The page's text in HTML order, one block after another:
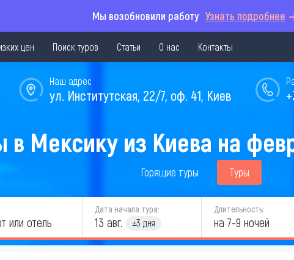
Мы возобновили работу Узнать подробнее
цен Поиск туров Статьи О нас Контакты
Наш адрес
ул. Институтская, 22/7, оф. 41, Киев
в Мексику из Киева на
Горящие туры Туры
Дата начала тура:
13 авг. ±3 дня
Длительность:
на 7-9 ночей